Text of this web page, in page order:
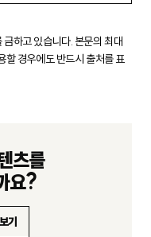
하고 있습니다. 본문의 최대
할 경우에도반드시 출처를 표
츠를
요?
기